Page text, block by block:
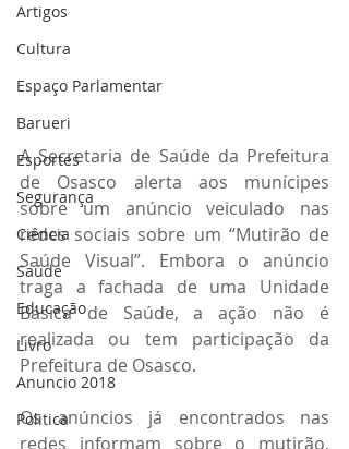
Artigos
Cultura
Espaço Parlamentar
Barueri
Esportes
Segurança
Ciência
Saúde
Educação
Livro
Anuncio 2018
Politica
A Secretaria de Saúde da Prefeitura
de Osasco alerta aos munícipes
sobre um anúncio veiculado nas
redes sociais sobre um “Mutirão de
Saúde Visual”. Embora o anúncio
traga a fachada de uma Unidade
Básica de Saúde, a ação não é
realizada ou tem participação da
Prefeitura de Osasco.
Os anúncios já encontrados nas
redes informam sobre o mutirão,